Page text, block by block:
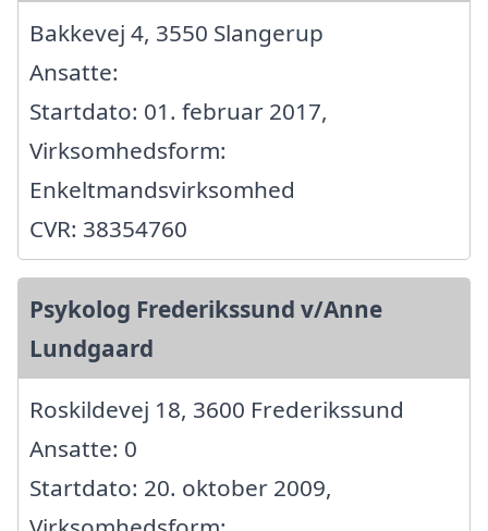
Bakkevej 4, 3550 Slangerup
Ansatte:
Startdato: 01. februar 2017,
Virksomhedsform:
Enkeltmandsvirksomhed
CVR: 38354760
Psykolog Frederikssund v/Anne
Lundgaard
Roskildevej 18, 3600 Frederikssund
Ansatte: 0
Startdato: 20. oktober 2009,